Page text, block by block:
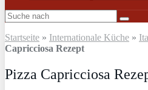
Startseite » Internationale Küche »
Capricciosa Rezept
Pizza Capricciosa